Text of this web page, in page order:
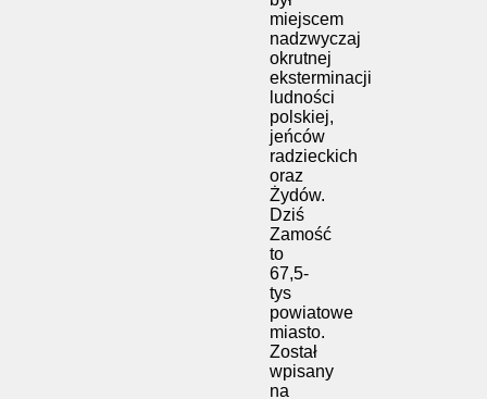
miejscem
nadzwyczaj
okrutnej
eksterminacji
ludności
polskiej,
jeńców
radzieckich
oraz
Żydów.
Dziś
Zamość
to
67,5-
tys
powiatowe
miasto.
Został
wpisany
na